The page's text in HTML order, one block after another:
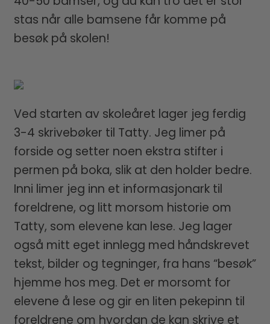
stas når alle bamsene får komme på
besøk på skolen!
Ved starten av skoleåret lager jeg ferdig
3-4 skrivebøker til Tatty. Jeg limer på
forside og setter noen ekstra stifter i
permen på boka, slik at den holder bedre.
Inni limer jeg inn et informasjonark til
foreldrene, og litt morsom historie om
Tatty, som elevene kan lese. Jeg lager
også mitt eget innlegg med håndskrevet
tekst, bilder og tegninger, fra hans “besøk”
hjemme hos meg. Det er morsomt for
elevene å lese og gir en liten pekepinn til
foreldrene om hvordan de kan skrive et